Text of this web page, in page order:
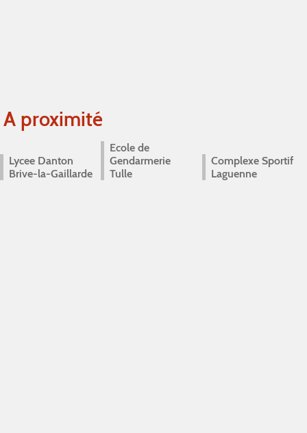
A proximité
Lycee Danton
Brive-la-Gaillarde
Ecole de
Gendarmerie
Tulle
Complexe Sportif
Laguenne